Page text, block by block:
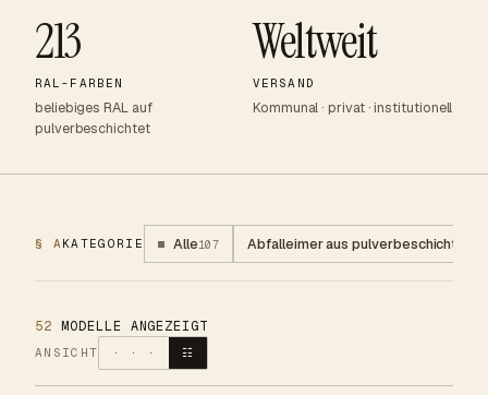
213
RAL-FARBEN
beliebiges RAL auf
pulverbeschichtet
Weltweit
VERSAND
Kommunal · privat · institutionell
§ AKATEGORIE Alle107 Abfalleimer aus
52 MODELLE ANGEZEIGT
ANSICHT · · · ☷